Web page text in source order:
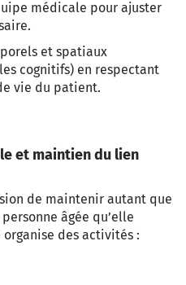
médicale pour ajuster
et spatiaux
cognitifs) en respectant
vie du patient.
et maintien du lien
de maintenir autant que
âgée qu’elle
des activités :